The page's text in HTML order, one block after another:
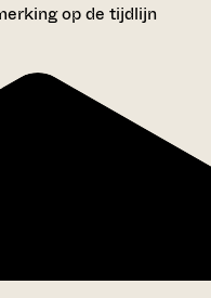
op de tijdlijn